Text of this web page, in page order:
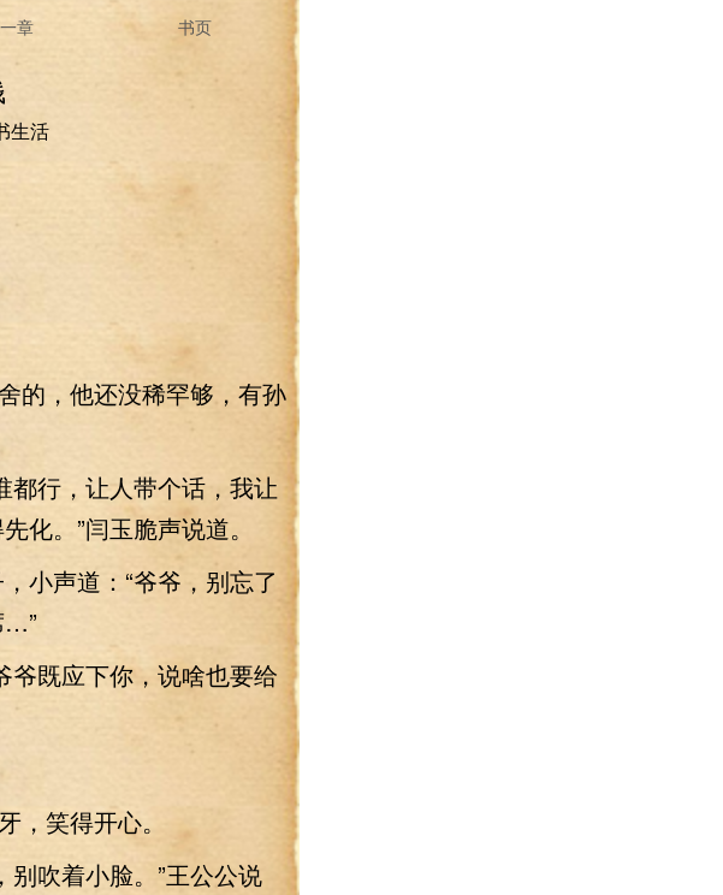
章 书页
生活
，他还没稀罕够，有孙
行，让人带个话，我让
化。”闫玉脆声说道。
声道：“爷爷，别忘了
…”
既应下你，说啥也要给
笑得开心。
吹着小脸。”王公公说